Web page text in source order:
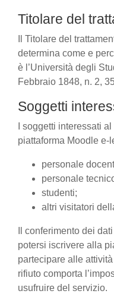
Titolare del
Il Titolare del
determina come e
è l’Università degli
Febbraio 1848, n. 2,
Soggetti
I soggetti interessati
piattaforma Moodle e-
personale
personale
studenti;
altri visitatori
Il conferimento dei
potersi iscrivere alla
partecipare alle
rifiuto comporta
usufruire del servizio.